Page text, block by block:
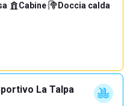
· Cabine· Doccia calda·
La Talpa